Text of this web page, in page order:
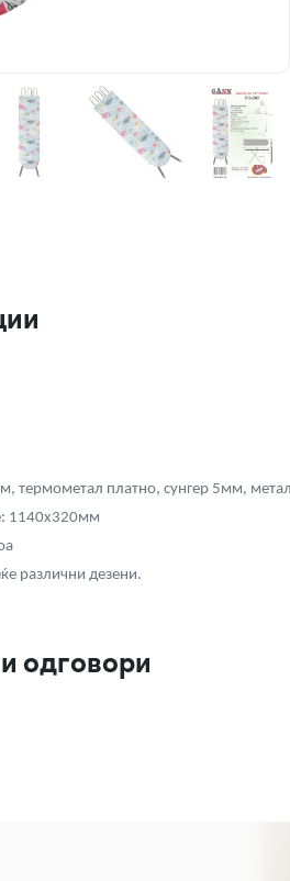
термометал платно, сунгер 5мм,
1140х320мм
различни дезени.
одговори